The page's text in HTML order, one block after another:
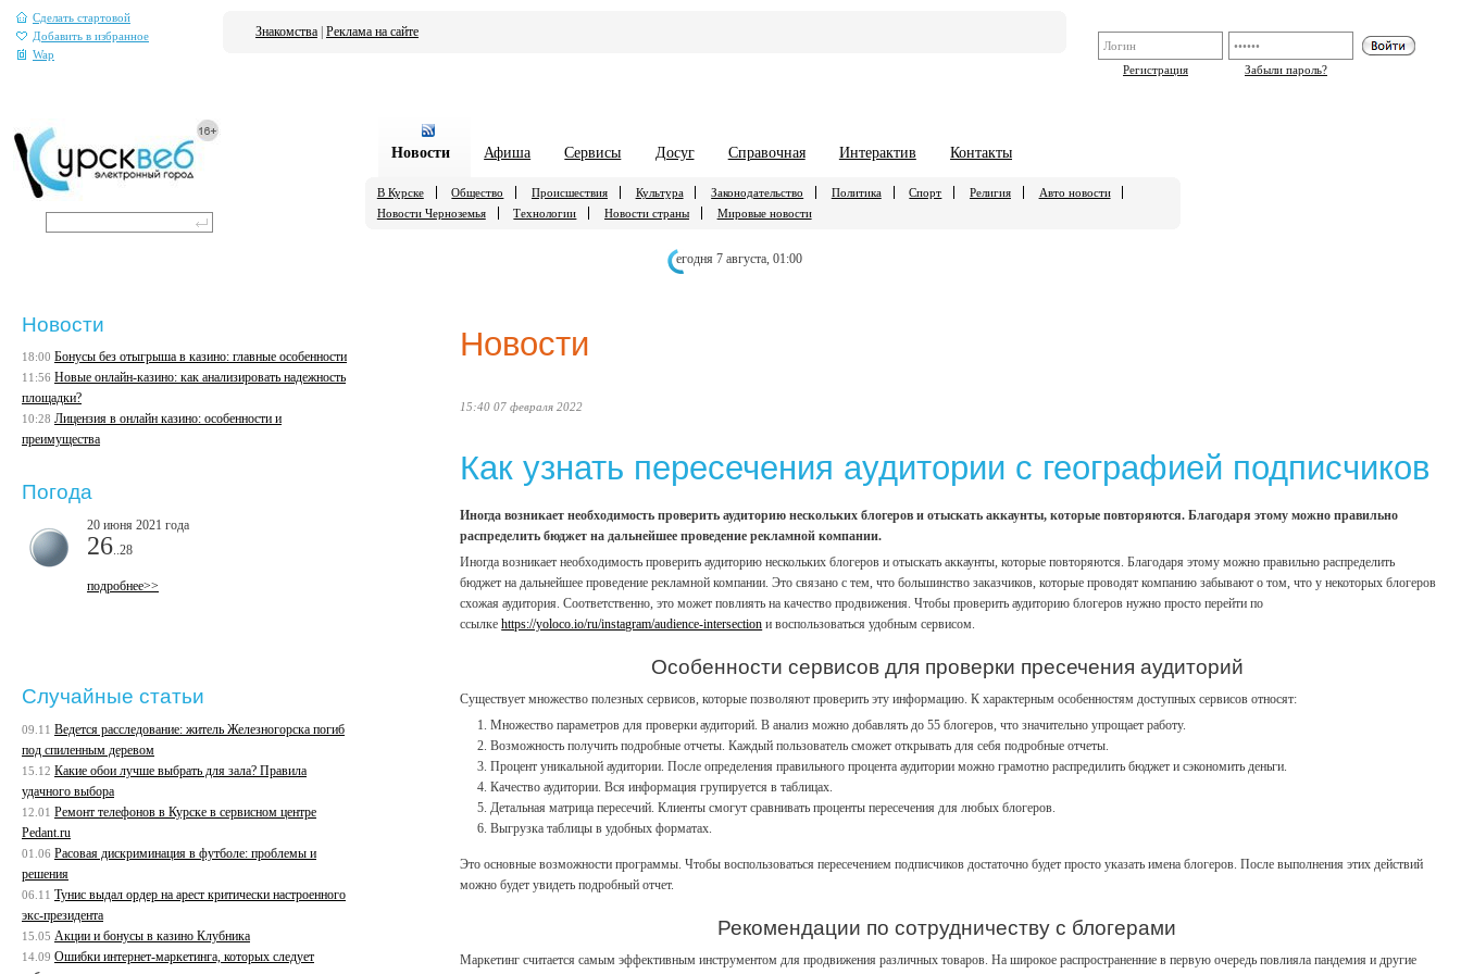
Сделать стартовой
Добавить в избранное
Wap
Регистрация
Забыли пароль?
Знакомства Реклама на сайте
Новости Афиша Сервисы Досуг Справочная Интерактив Контакты
В Курске Общество Происшествия Культура Законодательство Политика Спорт Религия
Авто новости
Новости Черноземья
Технологии Новости страны Мировые новости
егодня 7 августа, 01:00
Новости
15:40 07 февраля 2022
Как узнать пересечения аудитории с географией подписчиков
Иногда возникает необходимость проверить аудиторию нескольких блогеров и отыскать аккаунты, которые повторяются. Благодаря этому можно правильно
распределить бюджет на дальнейшее проведение рекламной компании.
Иногда возникает необходимость проверить аудиторию нескольких блогеров и отыскать аккаунты, которые повторяются. Благодаря этому можно правильно распределить
бюджет на дальнейшее проведение рекламной компании. Это связано с тем, что большинство заказчиков, которые проводят компанию забывают о том, что у некоторых блогеров
схожая аудитория. Соответственно, это может повлиять на качество продвижения. Чтобы проверить аудиторию блогеров нужно просто перейти по
ссылкеhttps://yoloco.io/ru/instagram/audience-intersection и воспользоваться удобным сервисом.
Особенности сервисов для проверки пресечения аудиторий
Существует множество полезных сервисов, которые позволяют проверить эту информацию. К характерным особенностям доступных сервисов относят:
Множество параметров для проверки аудиторий. В анализ можно добавлять до 55 блогеров, что значительно упрощает работу.
Возможность получить подробные отчеты. Каждый пользователь сможет открывать для себя подробные отчеты.
Процент уникальной аудитории. После определения правильного процента аудитории можно грамотно распредилить бюджет и сэкономить деньги.
Качество аудитории. Вся информация групируется в таблицах.
Детальная матрица пересечий. Клиенты смогут сравнивать проценты пересечения для любых блогеров.
Выгрузка таблицы в удобных форматах.
Это основные возможности программы. Чтобы воспользоваться пересечением подписчиков достаточно будет просто указать имена блогеров. После выполнения этих действий
можно будет увидеть подробный отчет.
Рекомендации по сотрудничеству с блогерами
Маркетинг считается самым эффективным инструментом для продвижения различных товаров. На широкое распространенние в первую очередь повлияла пандемия и другие
Новости
18:00 Бонусы без отыгрыша в казино: главные особенности
11:56 Новые онлайн-казино: как анализировать надежность
площадки?
10:28 Лицензия в онлайн казино: особенности и
преимущества
Погода
20 июня 2021 года
26 ..28
подробнее>>
Случайные статьи
09.11 Ведется расследование: житель Железногорска погиб
под спиленным деревом
15.12 Какие обои лучше выбрать для зала? Правила
удачного выбора
12.01 Ремонт телефонов в Курске в сервисном центре
Pedant.ru
01.06 Расовая дискриминация в футболе: проблемы и
решения
06.11 Тунис выдал ордер на арест критически настроенного
экс-президента
15.05 Акции и бонусы в казино Клубника
14.09 Ошибки интернет-маркетинга, которых следует